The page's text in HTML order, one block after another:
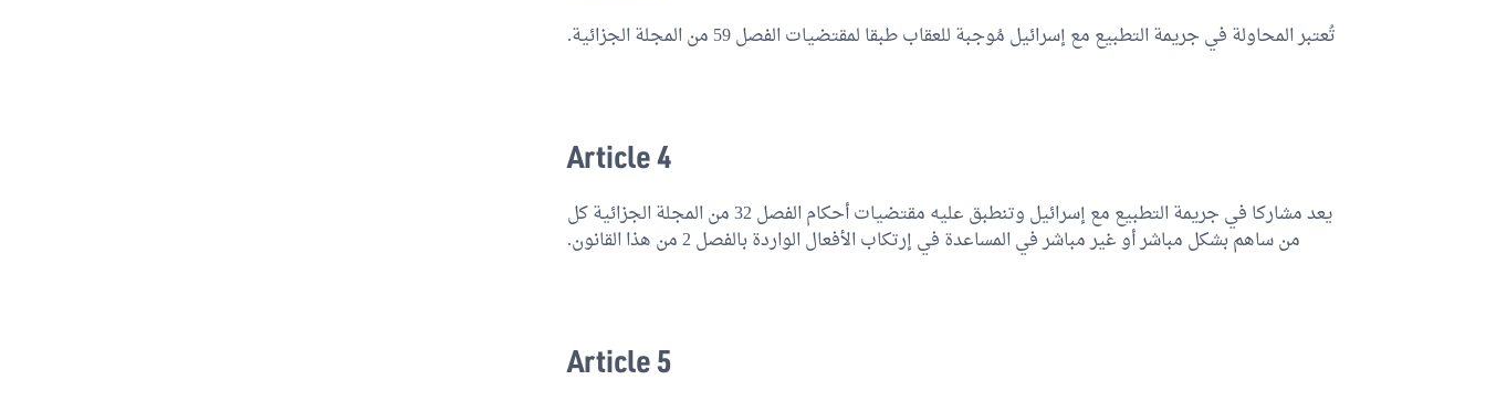
تُعتبر المحاولة في جريمة التطبيع مع إسرائيل مُوجبة للعقاب طبقا لمقتضيات الفصل 59 من المجلة الجزائية.
Article 4
يعد مشاركا في جريمة التطبيع مع إسرائيل وتنطبق عليه مقتضيات أحكام الفصل 32 من المجلة الجزائية كل
من ساهم بشكل مباشر أو غير مباشر في المساعدة في إرتكاب الأفعال الواردة بالفصل 2 من هذا القانون.
Article 5